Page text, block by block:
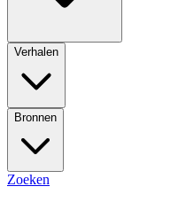
Verhalen
Bronnen
Zoeken